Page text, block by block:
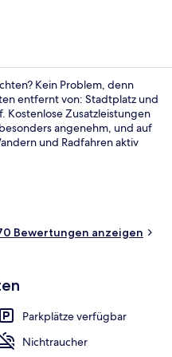
Kein Problem, denn
entfernt von: Stadtplatz und
Kostenlose Zusatzleistungen
angenehm, und auf
und Radfahren aktiv
Terrasse und Möglichkeiten
Bewertungen anzeigen
Parkplätze verfügbar
Nichtraucher